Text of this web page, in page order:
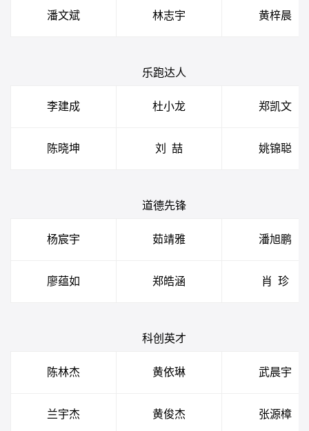
潘文斌 林志宇 黄梓晨
乐跑达人
李建成 杜小龙 郑凯文
陈晓坤 刘 喆 姚锦聪
道德先锋
杨宸宇 茹靖雅 潘旭鹏
廖蕴如 郑皓涵 肖 珍
科创英才
陈林杰 黄依琳 武晨宇
兰宇杰 黄俊杰 张源樟